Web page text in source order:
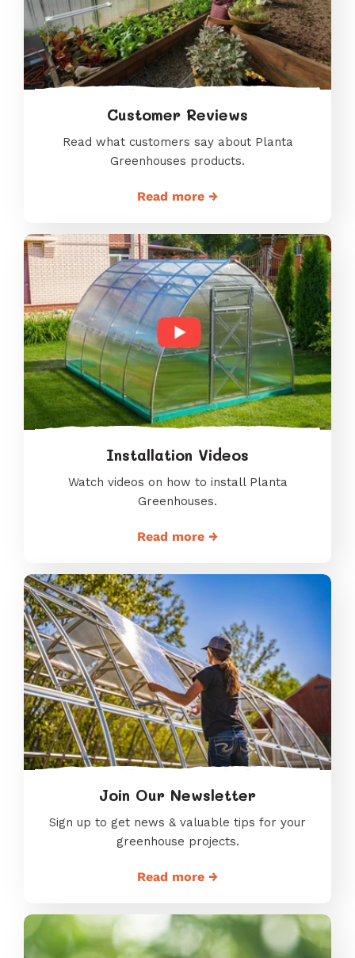
Customer Reviews
Read what customers say about Planta
Greenhouses products.
Read more →
Installation Videos
Watch videos on how to install Planta
Greenhouses.
Read more →
Join Our Newsletter
Sign up to get news & valuable tips for your
greenhouse projects.
Read more →